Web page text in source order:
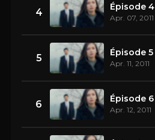
4 Épisode 4
Apr. 07, 2011
5 Épisode 5
Apr. 11, 2011
6 Épisode 6
Apr. 12, 2011